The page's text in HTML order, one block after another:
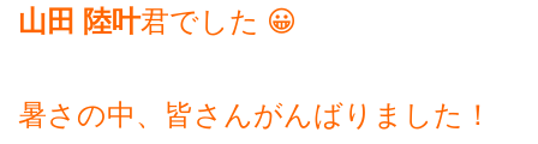
山田 陸叶君でした 😀
暑さの中、皆さんがんばりました！